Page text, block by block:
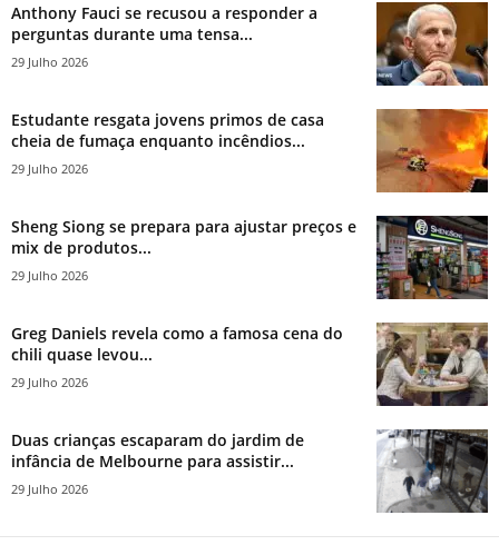
Anthony Fauci se recusou a responder a
perguntas durante uma tensa...
29 Julho 2026
Estudante resgata jovens primos de casa
cheia de fumaça enquanto incêndios...
29 Julho 2026
Sheng Siong se prepara para ajustar preços e
mix de produtos...
29 Julho 2026
Greg Daniels revela como a famosa cena do
chili quase levou...
29 Julho 2026
Duas crianças escaparam do jardim de
infância de Melbourne para assistir...
29 Julho 2026